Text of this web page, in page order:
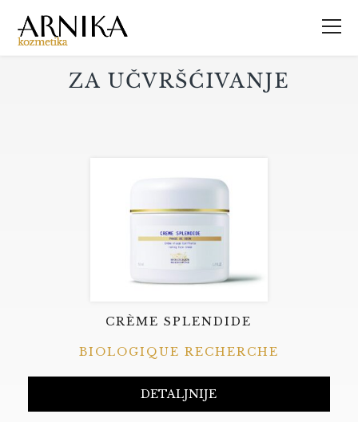
ZA UČVRŠĆIVANJE
CRÈME SPLENDIDE
BIOLOGIQUE RECHERCHE
DETALJNIJE